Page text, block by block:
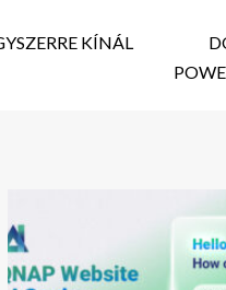
KÍNÁL